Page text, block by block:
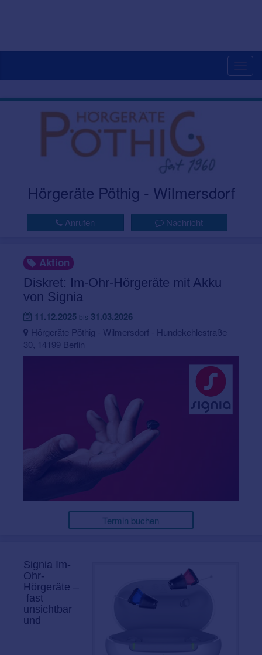
Hörgeräte Pöthig - Wilmersdorf
Anrufen Nachricht
Aktion
Diskret: Im-Ohr-Hörgeräte mit Akku
von Signia
11.12.2025 bis 31.03.2026
Hörgeräte Pöthig - Wilmersdorf - Hundekehlestraße
30, 14199 Berlin
Termin buchen
Signia Im-
Ohr-
Hörgeräte –
fast
unsichtbar
und